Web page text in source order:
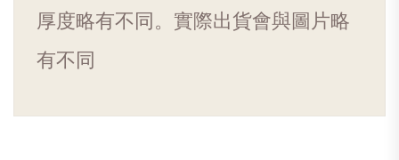
厚度略有不同。實際出貨會與圖片略
有不同